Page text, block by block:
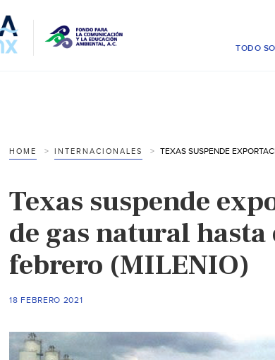
TODO
HOME INTERNACIONALES
Texas suspende
de gas natural hasta
febrero (MILENIO)
18 FEBRERO 2021